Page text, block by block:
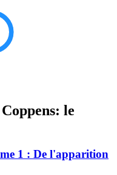
le
1 : De l'apparition